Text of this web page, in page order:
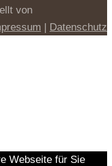
von
| Datenschutz
Webseite für Sie